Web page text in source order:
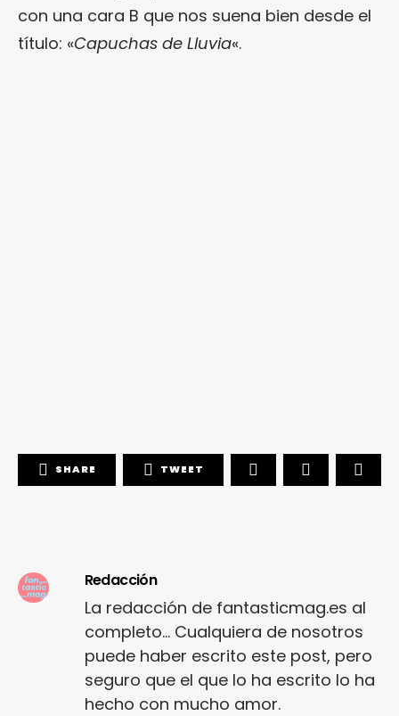
con una cara B que nos suena bien desde el
título: «Capuchas de Lluvia«.
SHARE TWEET
Redacción
La redacción de fantasticmag.es al
completo... Cualquiera de nosotros
puede haber escrito este post, pero
seguro que el que lo ha escrito lo ha
hecho con mucho amor.